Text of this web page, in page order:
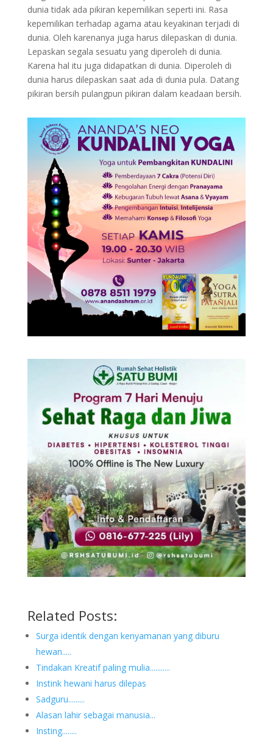
dunia tidak ada pikiran kepemilikan seperti ini. Rasa
kepemilikan terhadap agama atau keyakinan terjadi di
dunia. Oleh karenanya juga harus dilepaskan di dunia.
Lepaskan segala sesuatu yang diperoleh di dunia.
Karena hal itu juga didapatkan di dunia. Diperoleh di
dunia harus dilepaskan saat ada di dunia pula. Datang
pikiran bersih pulangpun pikiran dalam keadaan bersih.
Related Posts:
Surga identik dengan kenyamanan yang diburu
hewan.....
Tindakan Kreatif paling mulia...........
Instink hewani harus dilepas
Sadguru.........
Alasan lahir sebagai manusia...
Insting........